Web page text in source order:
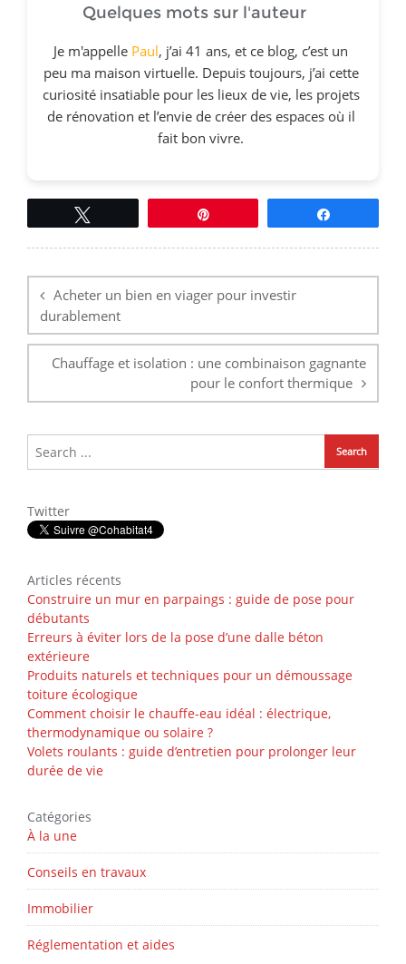
Quelques mots sur l'auteur
Je m'appelle Paul, j’ai 41 ans, et ce blog, c’est un
peu ma maison virtuelle. Depuis toujours, j’ai cette
curiosité insatiable pour les lieux de vie, les projets
de rénovation et l’envie de créer des espaces où il
fait bon vivre.
de
l’articleAcheter un bien en viager pour investir
durablement
Chauffage et isolation : une combinaison gagnante
pour le confort thermique
Twitter
Articles récents
Construire un mur en parpaings : guide de pose pour
débutants
Erreurs à éviter lors de la pose d’une dalle béton
extérieure
Produits naturels et techniques pour un démoussage
toiture écologique
Comment choisir le chauffe-eau idéal : électrique,
thermodynamique ou solaire ?
Volets roulants : guide d’entretien pour prolonger leur
durée de vie
Catégories
À la une
Conseils en travaux
Immobilier
Réglementation et aides